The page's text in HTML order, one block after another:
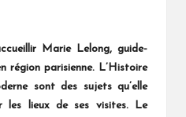
Marie Lelong, guide-
région parisienne. L’Histoire
sont des sujets qu’elle
les lieux de ses visites. Le